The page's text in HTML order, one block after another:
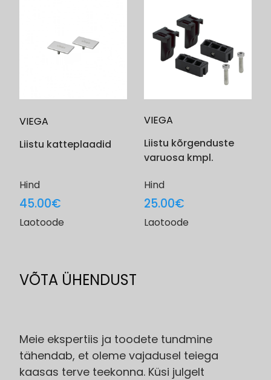
VIEGA
Liistu katteplaadid
Hind
45.00€
Laotoode
VIEGA
Liistu kõrgenduste
varuosa kmpl.
Hind
25.00€
Laotoode
VÕTA ÜHENDUST
Meie ekspertiis ja toodete tundmine
tähendab, et oleme vajadusel teiega
kaasas terve teekonna. Küsi julgelt